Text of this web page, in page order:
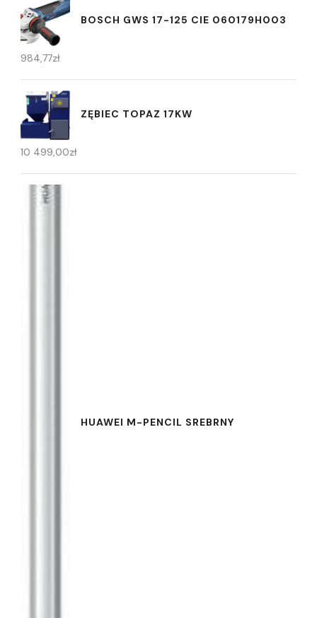
BOSCH GWS 17-125 CIE 060179H003
984,77zł
ZĘBIEC TOPAZ 17KW
10 499,00zł
HUAWEI M-PENCIL SREBRNY